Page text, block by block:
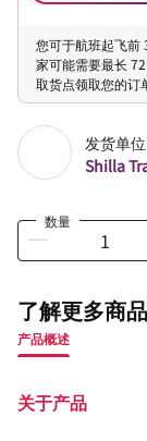
您可于航班起飞前
家可能需要最长
取货点领取您的订
发货单位
Shilla
数量
了解更多商
产品概述
关于产品